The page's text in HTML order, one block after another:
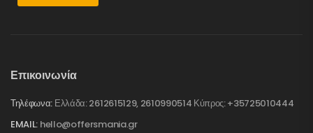
Επικοινωνία
Τηλέφωνα: Ελλάδα: 2612615129, 2610990514 Κύπρος: +35725010444
EMAIL: hello@offersmania.gr